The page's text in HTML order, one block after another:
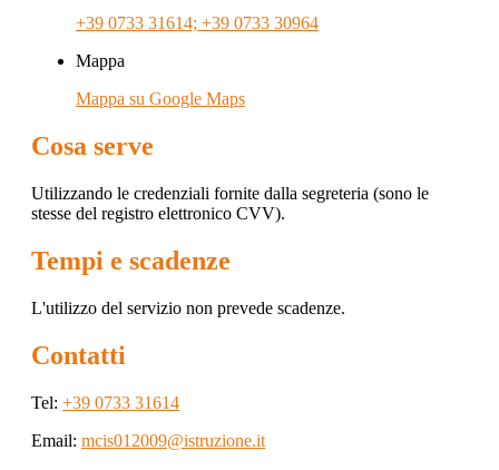
+39 0733 31614; +39 0733 30964
Mappa
Mappa su Google Maps
Cosa serve
Utilizzando le credenziali fornite dalla segreteria (sono le
stesse del registro elettronico CVV).
Tempi e scadenze
L'utilizzo del servizio non prevede scadenze.
Contatti
Tel: +39 0733 31614
Email: mcis012009@istruzione.it